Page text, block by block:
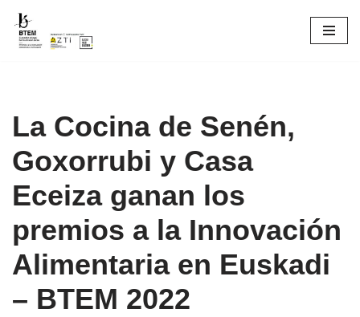
Saltar
La Cocina de Senén,
Goxorrubi y Casa
Eceiza ganan los
premios a la Innovación
Alimentaria en Euskadi
– BTEM 2022